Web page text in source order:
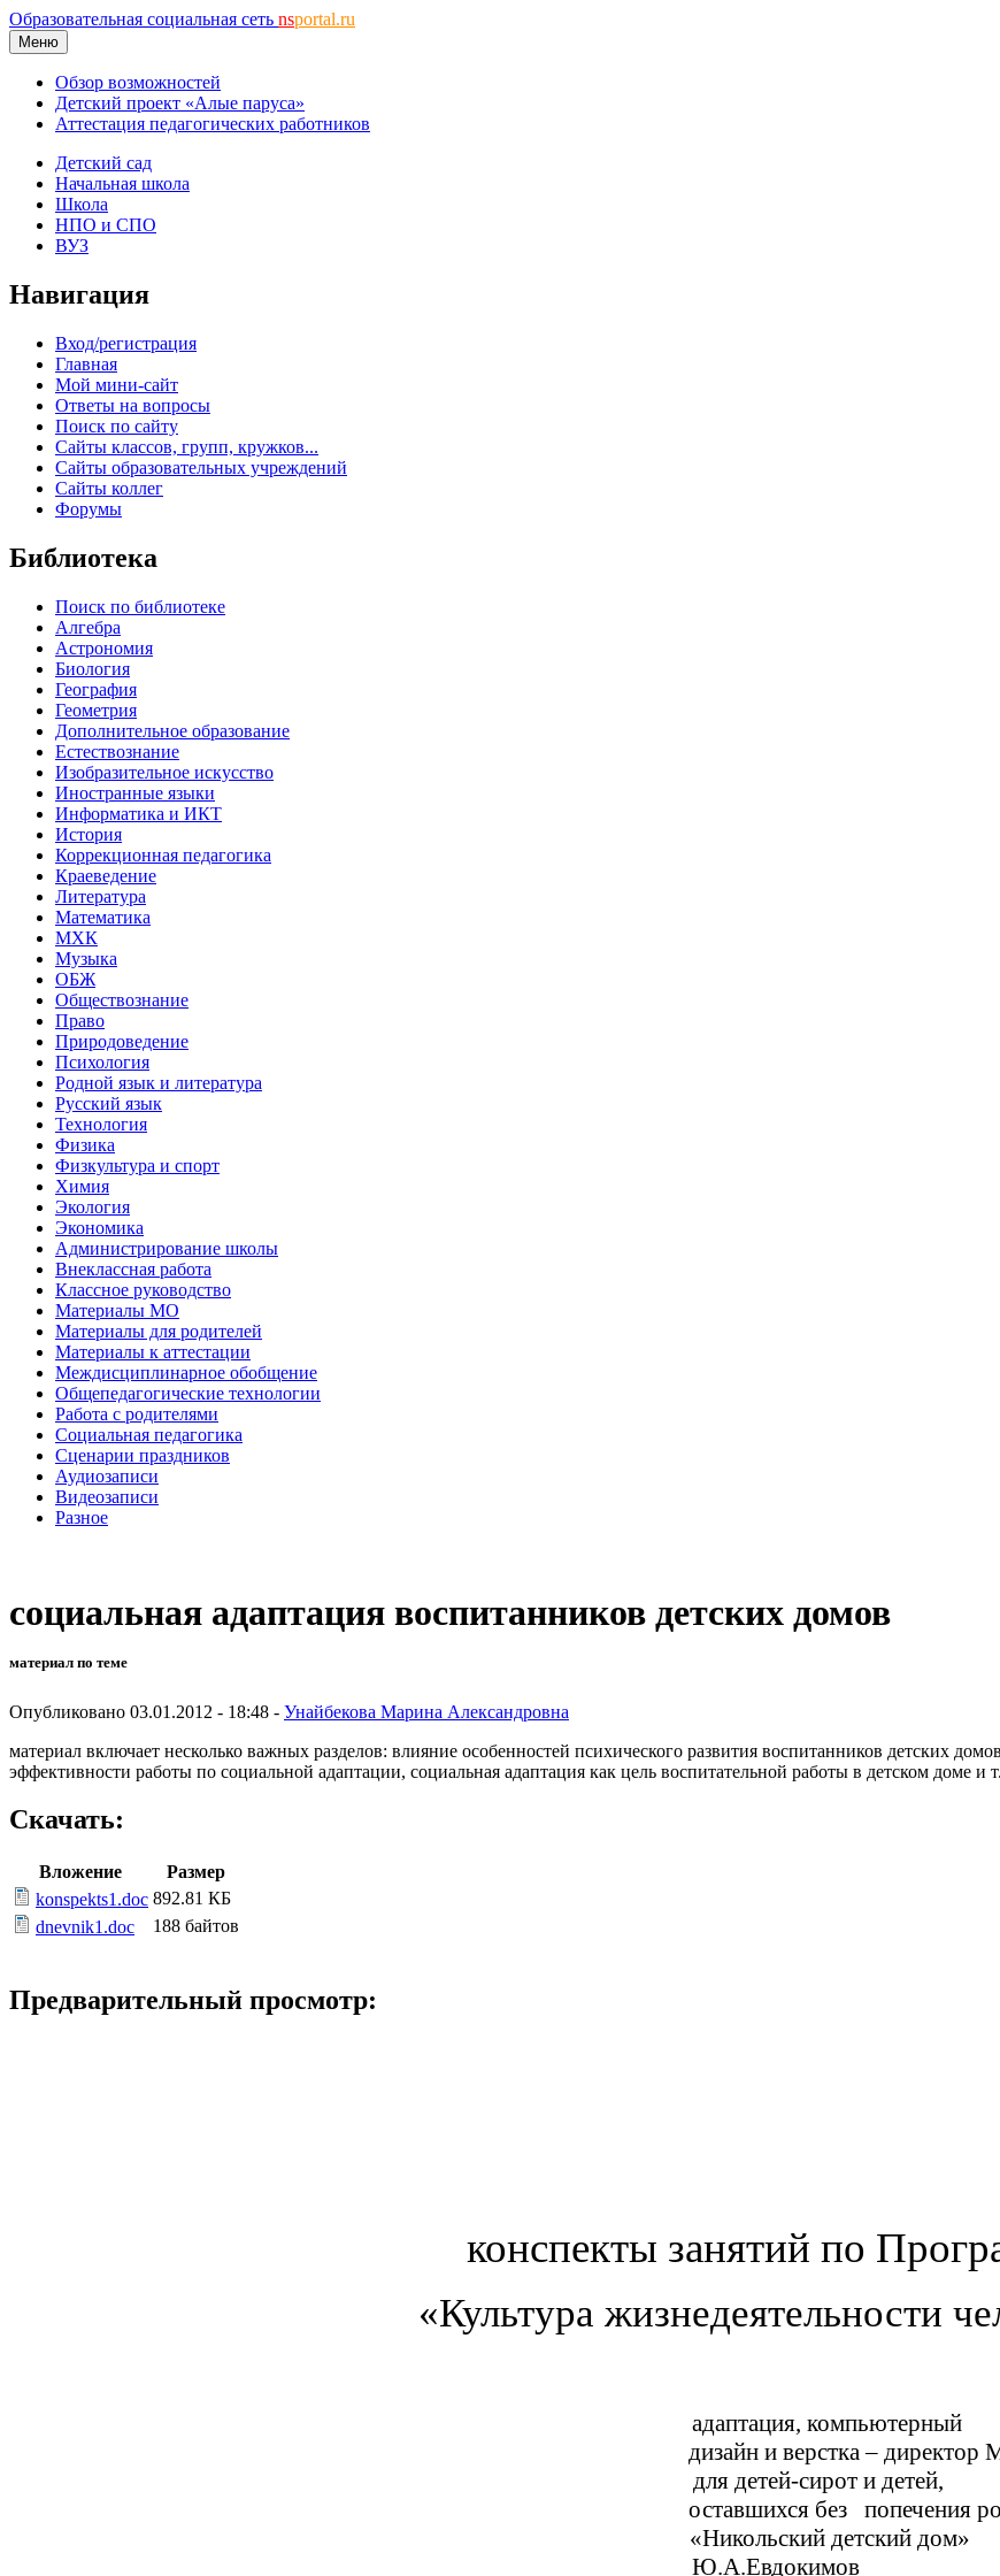
Образовательная социальная сеть nsportal.ru
Меню
Обзор возможностей
Детский проект «Алые паруса»
Аттестация педагогических работников
Детский сад
Начальная школа
Школа
НПО и СПО
ВУЗ
Навигация
Вход/регистрация
Главная
Мой мини-сайт
Ответы на вопросы
Поиск по сайту
Сайты классов, групп, кружков...
Сайты образовательных учреждений
Сайты коллег
Форумы
Библиотека
Поиск по библиотеке
Алгебра
Астрономия
Биология
География
Геометрия
Дополнительное образование
Естествознание
Изобразительное искусство
Иностранные языки
Информатика и ИКТ
История
Коррекционная педагогика
Краеведение
Литература
Математика
МХК
Музыка
ОБЖ
Обществознание
Право
Природоведение
Психология
Родной язык и литература
Русский язык
Технология
Физика
Физкультура и спорт
Химия
Экология
Экономика
Администрирование школы
Внеклассная работа
Классное руководство
Материалы МО
Материалы для родителей
Материалы к аттестации
Междисциплинарное обобщение
Общепедагогические технологии
Работа с родителями
Социальная педагогика
Сценарии праздников
Аудиозаписи
Видеозаписи
Разное
социальная адаптация воспитанников детских домов
материал по теме
Опубликовано 03.01.2012 - 18:48 - Унайбекова Марина Александровна
материал включает несколько важных разделов: влияние особенностей психического развития воспитанников детских
эффективности работы по социальной адаптации, социальная адаптация как цель воспитательной работы в детском доме и
Скачать:
Вложение
Размер
konspekts1.doc 892.81 КБ
dnevnik1.doc
188 байтов
Предварительный просмотр:
конспекты занятий по
«Культура жизнедеятельности
адаптация, компьютерный
дизайн и верстка – директор
для детей-сирот и детей,
оставшихся без попечения
«Никольский детский дом»
Ю.А.Евдокимов